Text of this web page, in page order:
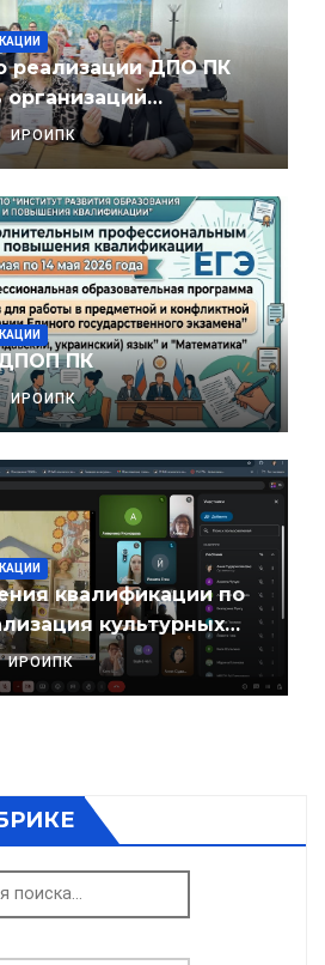
реализации ДПО ПК
организаций
при
ГОУ ДПО
ИРОИПК
ПК
ИРОИПК
квалификации по
культурных
дошкольного
ИРОИПК